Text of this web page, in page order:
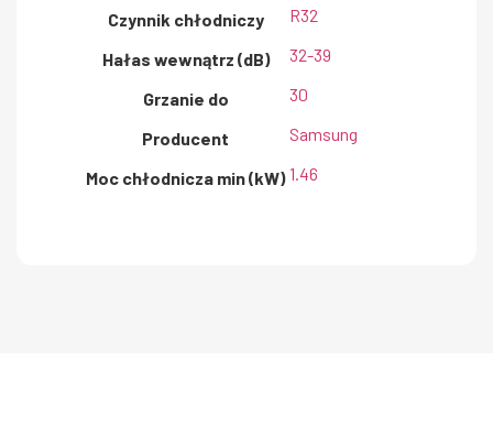
Czynnik chłodniczy R32
Hałas wewnątrz (dB) 32-39
Grzanie do 30
Producent Samsung
Moc chłodnicza min (kW) 1.46